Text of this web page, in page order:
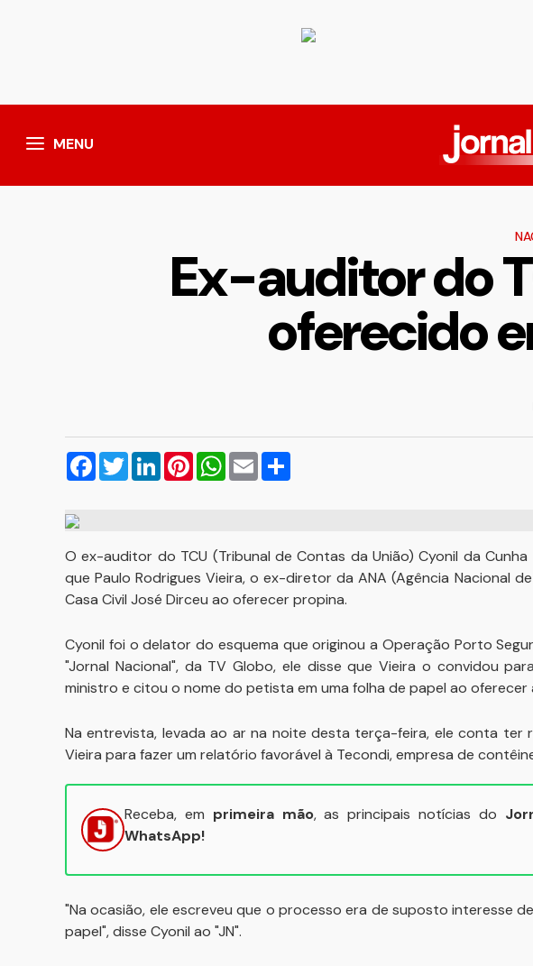
MENU
Ex-auditor do
oferecido
Facebook
TwitterLinkedInPinterestWhatsApp
Email
O ex-auditor do TCU (Tribunal de Contas da União) Cyonil da
que Paulo Rodrigues Vieira, o ex-diretor da ANA (Agência Nacional
Casa Civil José Dirceu ao oferecer propina.
Cyonil foi o delator do esquema que originou a Operação Porto
"Jornal Nacional", da TV Globo, ele disse que Vieira o convidou
ministro e citou o nome do petista em uma folha de papel ao oferecer
Na entrevista, levada ao ar na noite desta terça-feira, ele conta ter
Vieira para fazer um relatório favorável à Tecondi, empresa de
Receba, em primeira mão, as principais notícias do
WhatsApp!
"Na ocasião, ele escreveu que o processo era de suposto interesse
papel", disse Cyonil ao "JN".